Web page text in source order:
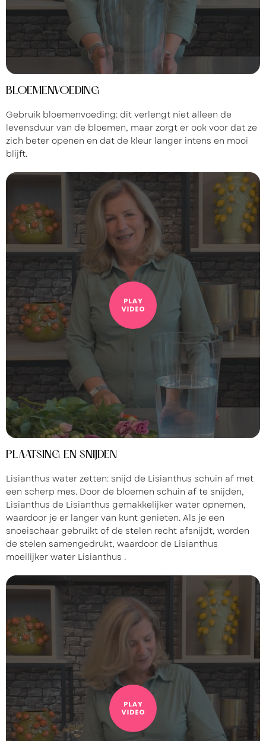
BLOEMENVOEDING
Gebruik bloemenvoeding: dit verlengt niet alleen de
levensduur van de bloemen, maar zorgt er ook voor dat ze
zich beter openen en dat de kleur langer intens en mooi
blijft.
PLAATSING EN SNIJDEN
Lisianthus water zetten: snijd de Lisianthus schuin af met
een scherp mes. Door de bloemen schuin af te snijden,
Lisianthus de Lisianthus gemakkelijker water opnemen,
waardoor je er langer van kunt genieten. Als je een
snoeischaar gebruikt of de stelen recht afsnijdt, worden
de stelen samengedrukt, waardoor de Lisianthus
moeilijker water Lisianthus .